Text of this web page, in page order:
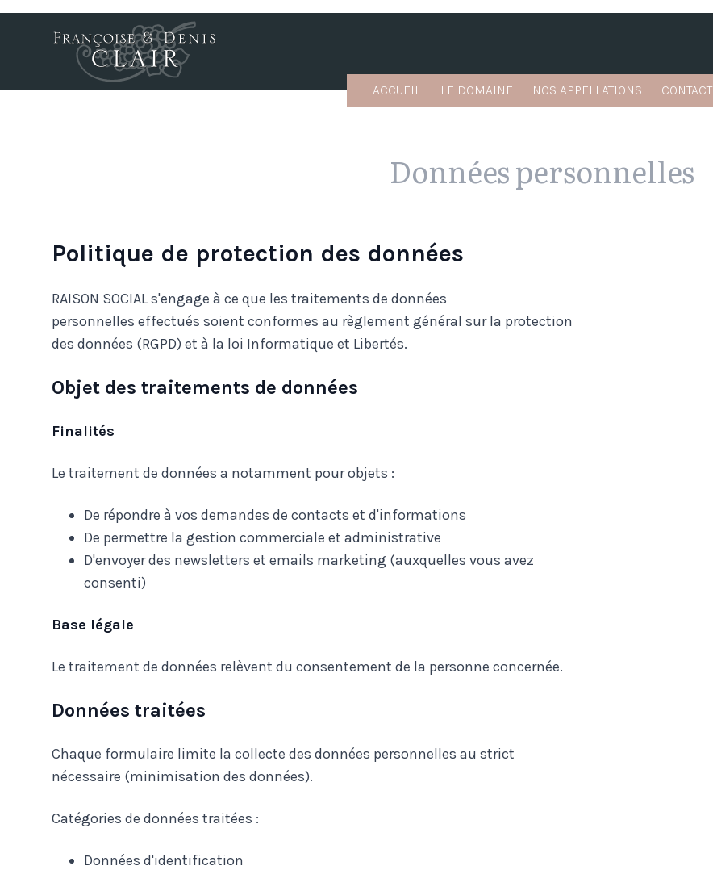
ACCUEIL LE DOMAINE NOS APPELLATIONS CONTACT
Données personnelles
Politique de protection des données
RAISON SOCIAL s'engage à ce que les traitements de données
personnelles effectués soient conformes au règlement général sur la protection
des données (RGPD) et à la loi Informatique et Libertés.
Objet des traitements de données
Finalités
Le traitement de données a notamment pour objets :
De répondre à vos demandes de contacts et d'informations
De permettre la gestion commerciale et administrative
D'envoyer des newsletters et emails marketing (auxquelles vous avez
consenti)
Base légale
Le traitement de données relèvent du consentement de la personne concernée.
Données traitées
Chaque formulaire limite la collecte des données personnelles au strict
nécessaire (minimisation des données).
Catégories de données traitées :
Données d'identification
Panneau de gestion des cookies